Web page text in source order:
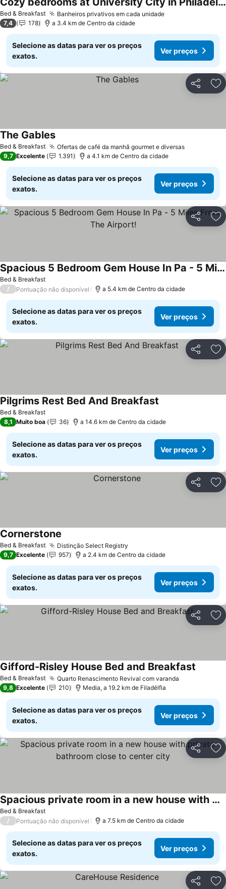
Bed & Breakfast Banheiros privativos em cada unidade
7,4 178 a 3.4 km de Centro da cidade
Selecione as datas para ver os preços
exatos.
Ver preços
Partilhar
Bed & Breakfast Ofertas de café da manhã gourmet e diversas
The Gables
9,7 Excelente 1.391 a 4.1 km de Centro da cidade
Selecione as datas para ver os preços
exatos.
Ver preços
Partilhar
Bed & Breakfast
Spacious 5 Bedroom Gem House In Pa - 5 Miles From The Airport!
/ Pontuação não disponível a 5.4 km de Centro da cidade
Selecione as datas para ver os preços
exatos.
Ver preços
Partilhar
Bed & Breakfast
Pilgrims Rest Bed And Breakfast
8,1 Muito boa 36 a 14.6 km de Centro da cidade
Selecione as datas para ver os preços
exatos.
Ver preços
Partilhar
Bed & Breakfast Distinção Select Registry
Cornerstone
9,7 Excelente 957 a 2.4 km de Centro da cidade
Selecione as datas para ver os preços
exatos.
Ver preços
Partilhar
Bed & Breakfast Quarto Renascimento Revival com varanda
Gifford-Risley House Bed and Breakfast
9,8 Excelente 210 Media, a 19.2 km de Filadélfia
Selecione as datas para ver os preços
exatos.
Ver preços
Partilhar
Bed & Breakfast
Spacious private room in a new house with private bathroom close to center city
/ Pontuação não disponível a 7.5 km de Centro da cidade
Selecione as datas para ver os preços
exatos.
Ver preços
Partilhar